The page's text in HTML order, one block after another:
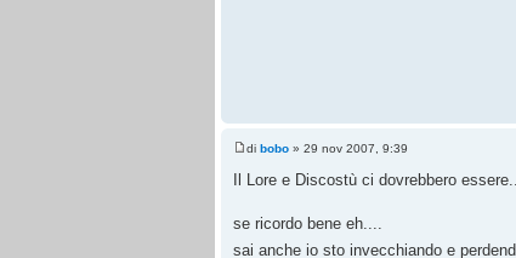
di bobo » 29 nov 2007, 9:39
Il Lore e Discostù ci dovrebbero
se ricordo bene eh....
sai anche io sto invecchiando e